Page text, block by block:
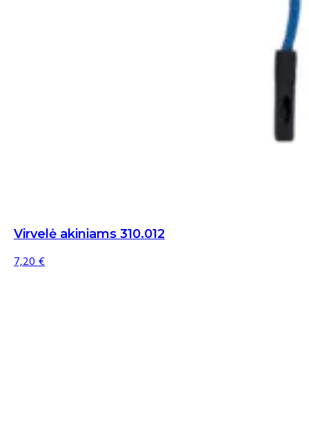
Virvelė akiniams 310.012
7,20€